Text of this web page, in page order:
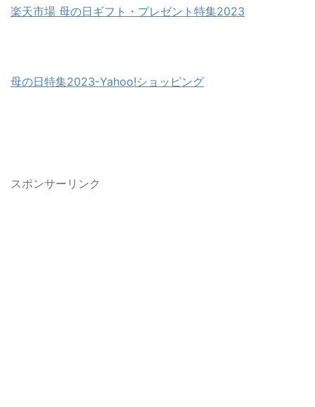
楽天市場 母の日ギフト・プレゼント特集2023
母の日特集2023-Yahoo!ショッピング
スポンサーリンク